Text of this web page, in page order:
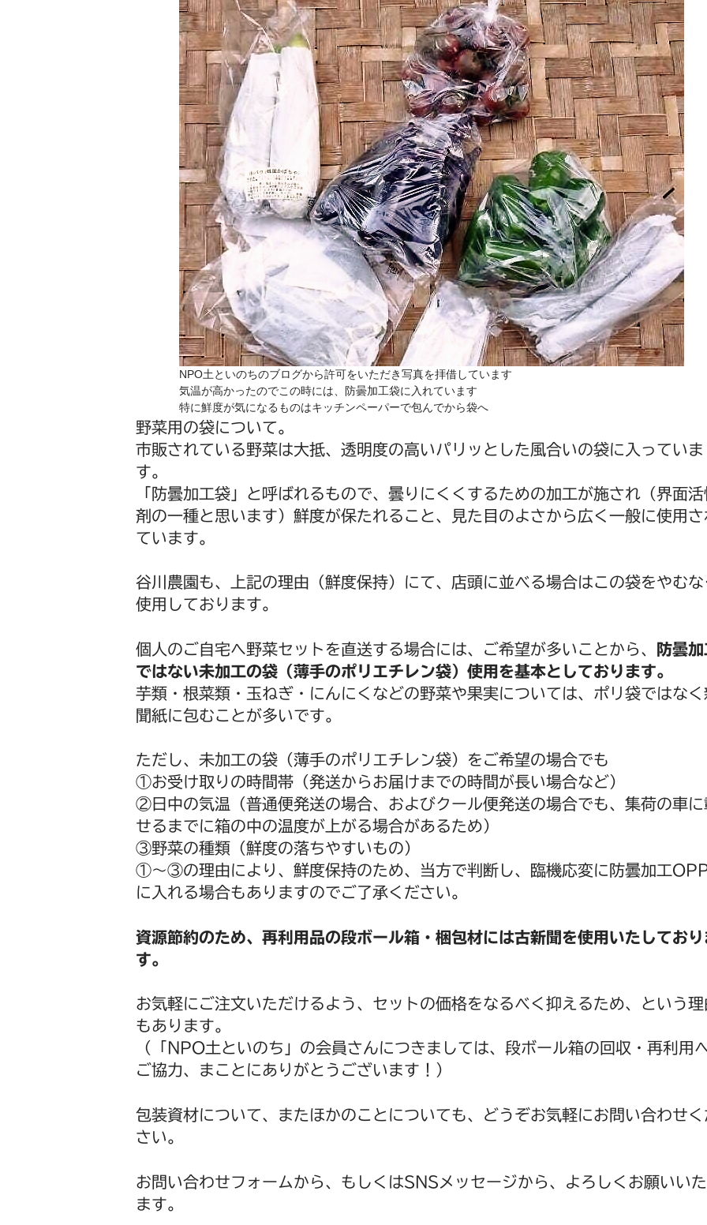
NPO土といのちのブログから許可をいただき写真を拝借しています
気温が高かったのでこの時には、防曇加工袋に入れています
特に鮮度が気になるものはキッチンペーパーで包んでから袋へ
野菜用の袋について。
市販されている野菜は大抵、透明度の高いパリッとした風合いの袋に入っていま
す。
「防曇加工袋」と呼ばれるもので、曇りにくくするための加工が施され（界面活
剤の一種と思います）鮮度が保たれること、見た目のよさから広く一般に使用さ
ています。
谷川農園も、上記の理由（鮮度保持）にて、店頭に並べる場合はこの袋をやむな
使用しております。
個人のご自宅へ野菜セットを直送する場合には、ご希望が多いことから、
防曇
ではない未加工の袋（薄手のポリエチレン袋）使用を基本としております。
芋類・根菜類・玉ねぎ・にんにくなどの野菜や果実については、ポリ袋ではなく
聞紙に包むことが多いです。
ただし、未加工の袋（薄手のポリエチレン袋）をご希望の場合でも
①お受け取りの時間帯（発送からお届けまでの時間が長い場合など）
②日中の気温（普通便発送の場合、およびクール便発送の場合でも、集荷の車に
せるまでに箱の中の温度が上がる場合があるため）
③野菜の種類（鮮度の落ちやすいもの）
①～③の理由により、鮮度保持のため、当方で判断し、臨機応変に防曇加工
に入れる場合もありますのでご了承ください。
資源節約のため、再利用品の段ボール箱・梱包材には古新聞を使用いたしており
す。
お気軽にご注文いただけるよう、セットの価格をなるべく抑えるため、という理
もあります。
（「NPO土といのち」の会員さんにつきましては、段ボール箱の回収・再利用
ご協力、まことにありがとうございます！）
包装資材について、またほかのことについても、どうぞお気軽にお問い合わせく
さい。
お問い合わせフォームから、もしくはSNSメッセージから、よろしくお願いい
ます。